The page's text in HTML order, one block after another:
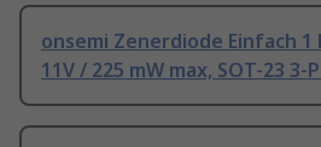
onsemi Zenerdiode Einfach 1
11V / 225 mW max, SOT-23 3-